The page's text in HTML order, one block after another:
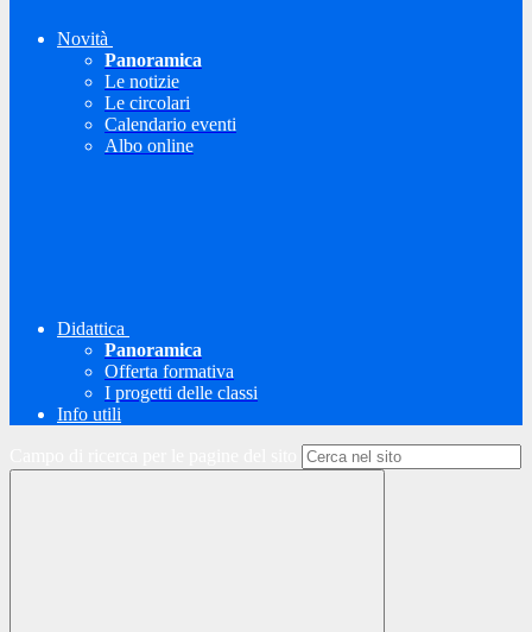
Novità
Panoramica
Le notizie
Le circolari
Calendario eventi
Albo online
Didattica
Panoramica
Offerta formativa
I progetti delle classi
Info utili